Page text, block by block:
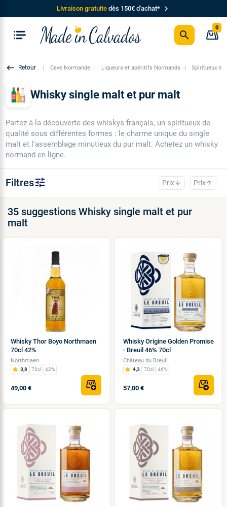
Livraison gratuitedès 150€ d'achat* chevron_right
search
0
keyboard_backspace Cave Normande Liqueurs et apéritifs Normands Spiritueux
Whisky single malt et pur malt
Partez à la découverte des whiskys français, un spiritueux de
qualité sous différentes formes : le charme unique du single
malt et l'assemblage minutieux du pur malt. Achetez un whisky
normand en ligne.
Filtrestune Prixarrow_downward Prixarrow_upward
35 suggestions Whisky single malt et pur
malt
Whisky Thor Boyo Northmaen
70cl 42%
Northmaen
3,8 70cl 42%
49,00 €
Whisky Origine Golden Promise
- Breuil 46% 70cl
Château du Breuil
4,3 70cl 46%
57,00 €